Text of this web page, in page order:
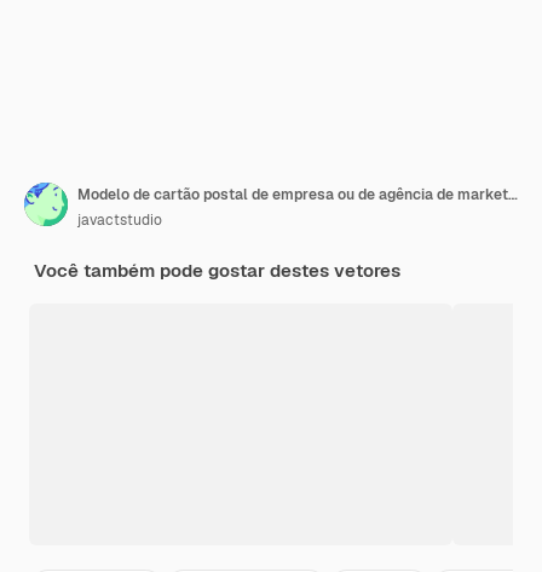
Modelo de cartão postal de empresa ou de agência de marketing
javactstudio
Você também pode gostar destes vetores